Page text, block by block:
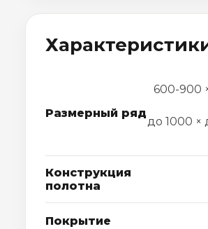
Размерный ряд
600-900
до 1000
Конструкция
полотна
Покрытие